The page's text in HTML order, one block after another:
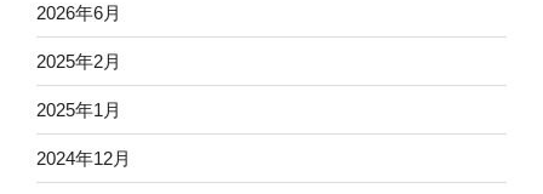
2026年6月
2025年2月
2025年1月
2024年12月